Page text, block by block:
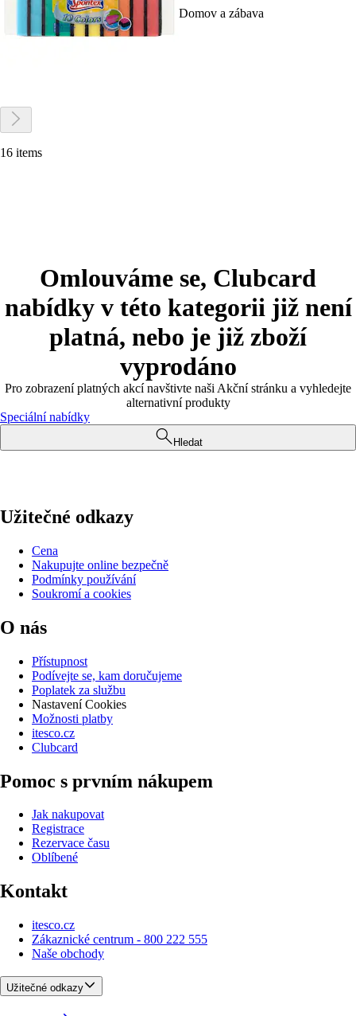
Domov a zábava
16 items
Omlouváme se, Clubcard
nabídky v této kategorii již není
platná, nebo je již zboží
vyprodáno
Pro zobrazení platných akcí navštivte naši Akční stránku a vyhledejte
alternativní produkty
Speciální nabídky
Hledat
Užitečné odkazy
Cena
Nakupujte online bezpečně
Podmínky používání
Soukromí a cookies
O nás
Přístupnost
Podívejte se, kam doručujeme
Poplatek za službu
Nastavení Cookies
Možnosti platby
itesco.cz
Clubcard
Pomoc s prvním nákupem
Jak nakupovat
Registrace
Rezervace času
Oblíbené
Kontakt
itesco.cz
Zákaznické centrum - 800 222 555
Naše obchody
Užitečné odkazy